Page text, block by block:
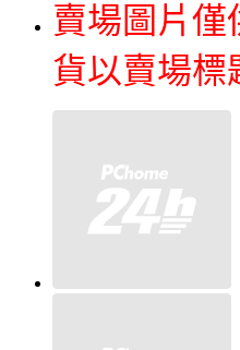
賣場圖片僅
貨以賣場標